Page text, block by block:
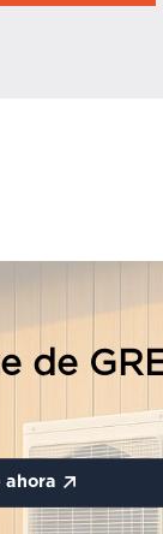
ahora
de